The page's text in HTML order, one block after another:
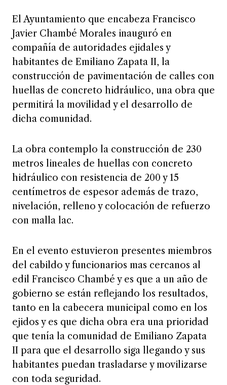
El Ayuntamiento que encabeza Francisco
Javier Chambé Morales inauguró en
compañía de autoridades ejidales y
habitantes de Emiliano Zapata II, la
construcción de pavimentación de calles con
huellas de concreto hidráulico, una obra que
permitirá la movilidad y el desarrollo de
dicha comunidad.
La obra contemplo la construcción de 230
metros lineales de huellas con concreto
hidráulico con resistencia de 200 y 15
centímetros de espesor además de trazo,
nivelación, relleno y colocación de refuerzo
con malla lac.
En el evento estuvieron presentes miembros
del cabildo y funcionarios mas cercanos al
edil Francisco Chambé y es que a un año de
gobierno se están reflejando los resultados,
tanto en la cabecera municipal como en los
ejidos y es que dicha obra era una prioridad
que tenía la comunidad de Emiliano Zapata
II para que el desarrollo siga llegando y sus
habitantes puedan trasladarse y movilizarse
con toda seguridad.